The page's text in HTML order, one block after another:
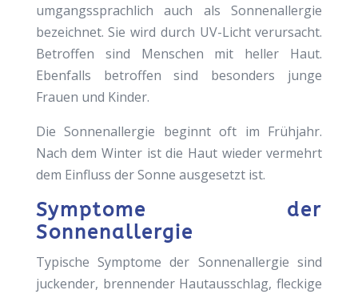
umgangssprachlich auch als Sonnenallergie
bezeichnet. Sie wird durch UV-Licht verursacht.
Betroffen sind Menschen mit heller Haut.
Ebenfalls betroffen sind besonders junge
Frauen und Kinder.
Die Sonnenallergie beginnt oft im Frühjahr.
Nach dem Winter ist die Haut wieder vermehrt
dem Einfluss der Sonne ausgesetzt ist.
Symptome der
Sonnenallergie
Typische Symptome der Sonnenallergie sind
juckender, brennender Hautausschlag, fleckige